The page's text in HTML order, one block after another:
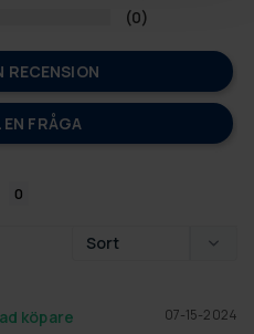
0
RECENSION
FRÅGA
07-15-2024